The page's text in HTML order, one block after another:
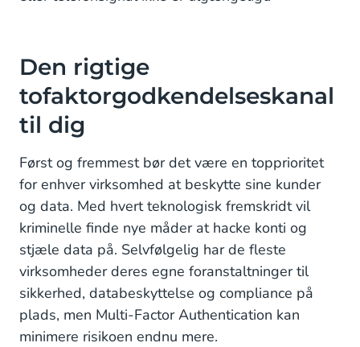
Den rigtige
tofaktorgodkendelseskanal
til dig
Først og fremmest bør det være en topprioritet
for enhver virksomhed at beskytte sine kunder
og data. Med hvert teknologisk fremskridt vil
kriminelle finde nye måder at hacke konti og
stjæle data på. Selvfølgelig har de fleste
virksomheder deres egne foranstaltninger til
sikkerhed, databeskyttelse og compliance på
plads, men Multi-Factor Authentication kan
minimere risikoen endnu mere.